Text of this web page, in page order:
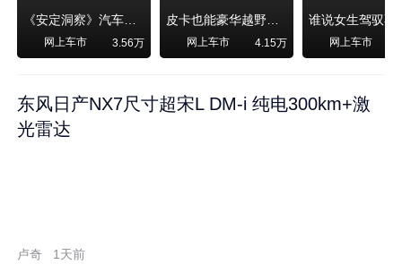
《安定洞察》汽车烧不烧油，和石油安全无关！
网上车市 3.56万
皮卡也能豪华越野！纵横F700上市，限时卖29.99万起
网上车市 4.15万 网上车市
东风日产NX7尺寸超宋L DM-i 纯电300km+激
光雷达
卢奇 1天前